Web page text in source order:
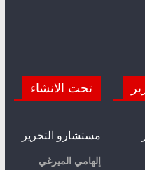
تحت الانشاء
مستشارو التحرير
إلهامي الميرغي